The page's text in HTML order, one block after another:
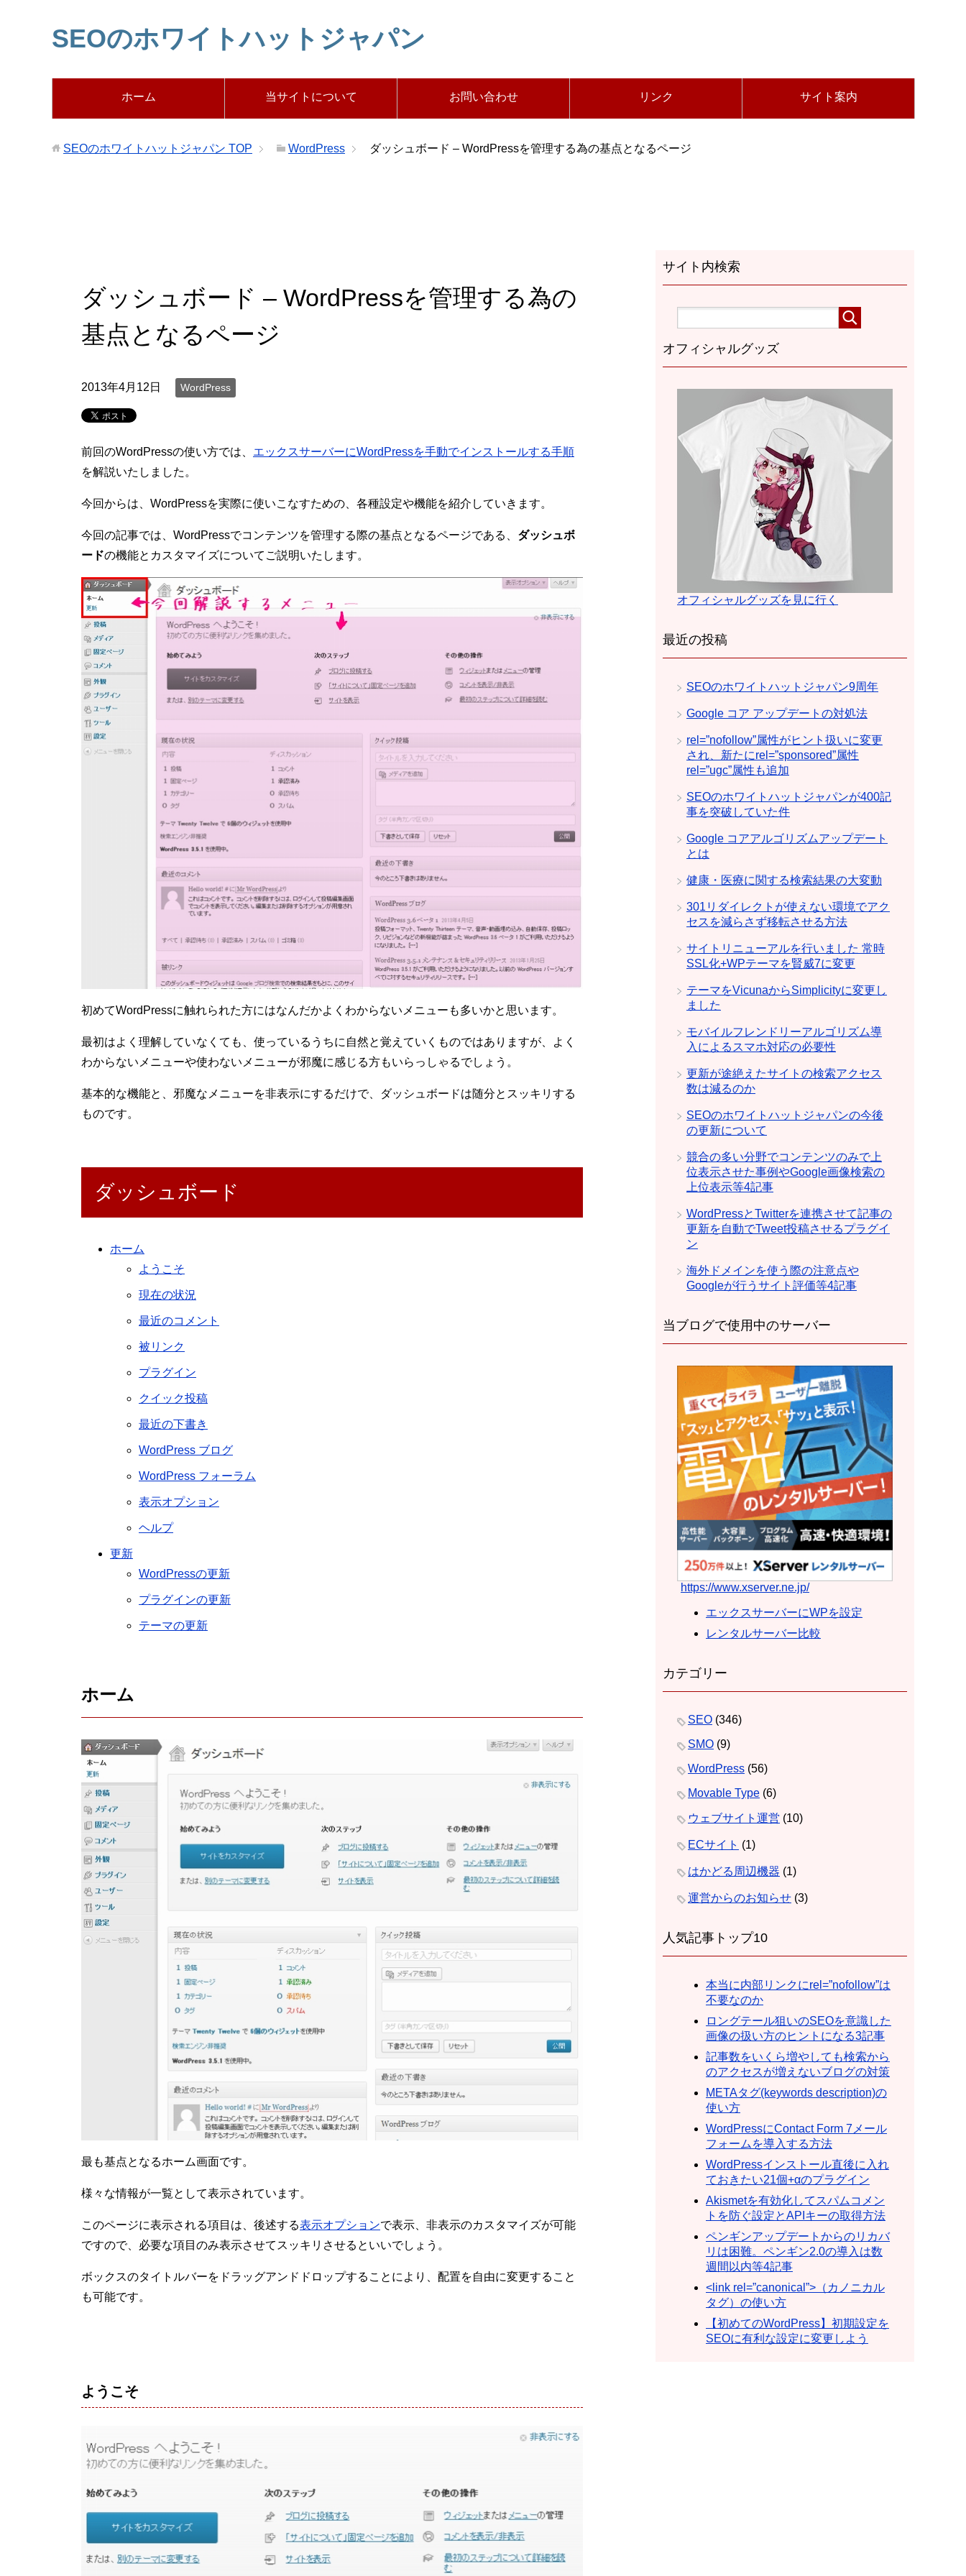
SEOのホワイトハットジャパン
ホーム 当サイトについて お問い合わせ リンク サイト案内
SEOのホワイトハットジャパン TOP WordPress ダッシュボード – WordPressを管理する為の基点となるページ
ダッシュボード – WordPressを管理する為の
基点となるページ
2013年4月12日 WordPress
前回のWordPressの使い方では、 エックスサーバーにWordPressを手動でインストールする手順
を解説いたしました。
今回からは、WordPressを実際に使いこなすための、各種設定や機能を紹介していきます。
今回の記事では、WordPressでコンテンツを管理する際の基点となるページである、 ダッシュボ
ードの機能とカスタマイズについてご説明いたします。
初めてWordPressに触れられた方にはなんだかよくわからないメニューも多いかと思います。
最初はよく理解していなくても、使っているうちに自然と覚えていくものではありますが、よく
わからないメニューや使わないメニューが邪魔に感じる方もいらっしゃるでしょう。
基本的な機能と、邪魔なメニューを非表示にするだけで、ダッシュボードは随分とスッキリする
ものです。
ダッシュボード
ホーム
ようこそ
現在の状況
最近のコメント
被リンク
プラグイン
クイック投稿
最近の下書き
WordPress ブログ
WordPress フォーラム
表示オプション
ヘルプ
更新
WordPressの更新
プラグインの更新
テーマの更新
ホーム
最も基点となるホーム画面です。
様々な情報が一覧として表示されています。
このページに表示される項目は、後述する表示オプションで表示、非表示のカスタマイズが可能
ですので、必要な項目のみ表示させてスッキリさせるといいでしょう。
ボックスのタイトルバーをドラッグアンドドロップすることにより、配置を自由に変更すること
も可能です。
ようこそ
サイト内検索
オフィシャルグッズ
オフィシャルグッズを見に行く
最近の投稿
SEOのホワイトハットジャパン9周年
Google コア アップデートの対処法
rel=”nofollow”属性がヒント扱いに変更
され、新たにrel=”sponsored”属性
rel=”ugc”属性も追加
SEOのホワイトハットジャパンが400記
事を突破していた件
Google コアアルゴリズムアップデート
とは
健康・医療に関する検索結果の大変動
301リダイレクトが使えない環境でアク
セスを減らさず移転させる方法
サイトリニューアルを行いました 常時
SSL化+WPテーマを賢威7に変更
テーマをVicunaからSimplicityに変更し
ました
モバイルフレンドリーアルゴリズム導
入によるスマホ対応の必要性
更新が途絶えたサイトの検索アクセス
数は減るのか
SEOのホワイトハットジャパンの今後
の更新について
競合の多い分野でコンテンツのみで上
位表示させた事例やGoogle画像検索の
上位表示等4記事
WordPressとTwitterを連携させて記事の
更新を自動でTweet投稿させるプラグイ
ン
海外ドメインを使う際の注意点や
Googleが行うサイト評価等4記事
当ブログで使用中のサーバー
https://www.xserver.ne.jp/
エックスサーバーにWPを設定
レンタルサーバー比較
カテゴリー
SEO (346)
SMO (9)
WordPress (56)
Movable Type (6)
ウェブサイト運営 (10)
ECサイト (1)
はかどる周辺機器 (1)
運営からのお知らせ (3)
人気記事トップ10
本当に内部リンクにrel=”nofollow”は
不要なのか
ロングテール狙いのSEOを意識した
画像の扱い方のヒントになる3記事
記事数をいくら増やしても検索から
のアクセスが増えないブログの対策
METAタグ(keywords description)の
使い方
WordPressにContact Form 7メール
フォームを導入する方法
WordPressインストール直後に入れ
ておきたい21個+αのプラグイン
Akismetを有効化してスパムコメン
トを防ぐ設定とAPIキーの取得方法
ペンギンアップデートからのリカバ
リは困難。ペンギン2.0の導入は数
週間以内等4記事
<link rel=”canonical”>（カノニカル
タグ）の使い方
【初めてのWordPress】初期設定を
SEOに有利な設定に変更しよう